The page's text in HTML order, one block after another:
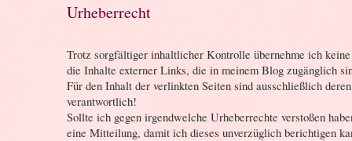
Urheberrecht
Trotz sorgfältiger inhaltlicher Kontrolle übernehme ich
die Inhalte externer Links, die in meinem Blog zugänglich
Für den Inhalt der verlinkten Seiten sind ausschließlich
verantwortlich!
Sollte ich gegen irgendwelche Urheberrechte verstoßen
eine Mitteilung, damit ich dieses unverzüglich berichtigen